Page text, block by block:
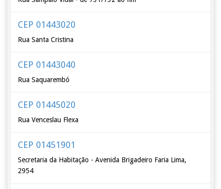
CEP 01443020
Rua Santa Cristina
CEP 01443040
Rua Saquarembó
CEP 01445020
Rua Venceslau Flexa
CEP 01451901
Secretaria da Habitação - Avenida Brigadeiro Faria Lima,
2954